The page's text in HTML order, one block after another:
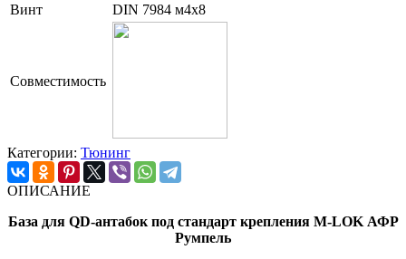
Винт
DIN 7984 м4х8
Совместимость
Категории: Тюнинг
ОПИСАНИЕ
База для QD-антабок под стандарт крепления M-LOK АФР
Румпель